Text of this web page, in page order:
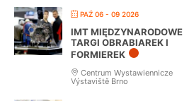
PAŹ 06 - 09 2026
IMT MIĘDZYNARODOWE
TARGI OBRABIAREK I
FORMIEREK
Centrum Wystawiennicze
Výstaviště Brno